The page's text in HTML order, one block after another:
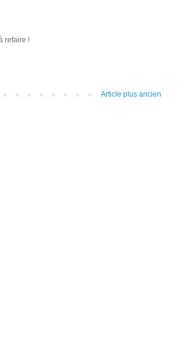
refaire !
Article plus ancien